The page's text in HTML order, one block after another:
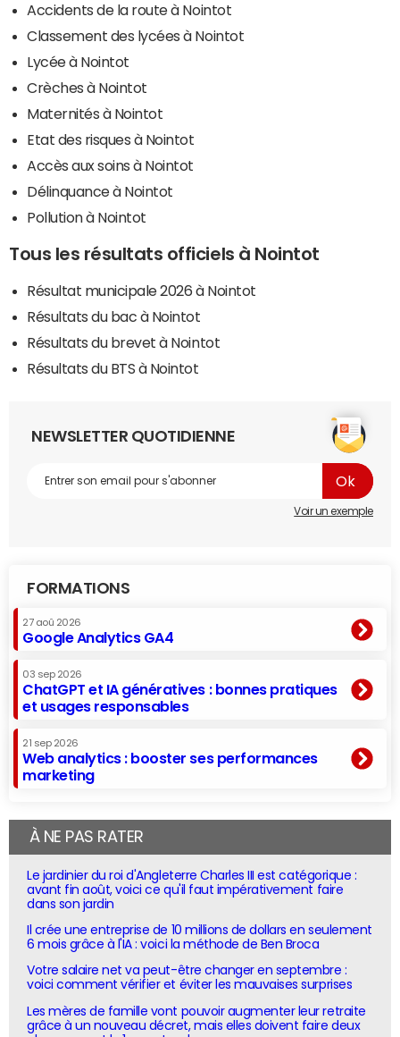
Accidents de la route à Nointot
Classement des lycées à Nointot
Lycée à Nointot
Crèches à Nointot
Maternités à Nointot
Etat des risques à Nointot
Accès aux soins à Nointot
Délinquance à Nointot
Pollution à Nointot
Tous les résultats officiels à Nointot
Résultat municipale 2026 à Nointot
Résultats du bac à Nointot
Résultats du brevet à Nointot
Résultats du BTS à Nointot
NEWSLETTER QUOTIDIENNE
Voir un exemple
FORMATIONS
27 aoû 2026
Google Analytics GA4
03 sep 2026
ChatGPT et IA génératives : bonnes pratiques
et usages responsables
21 sep 2026
Web analytics : booster ses performances
marketing
À NE PAS RATER
Le jardinier du roi d'Angleterre Charles III est catégorique :
avant fin août, voici ce qu'il faut impérativement faire
dans son jardin
Il crée une entreprise de 10 millions de dollars en seulement
6 mois grâce à l'IA : voici la méthode de Ben Broca
Votre salaire net va peut-être changer en septembre :
voici comment vérifier et éviter les mauvaises surprises
Les mères de famille vont pouvoir augmenter leur retraite
grâce à un nouveau décret, mais elles doivent faire deux